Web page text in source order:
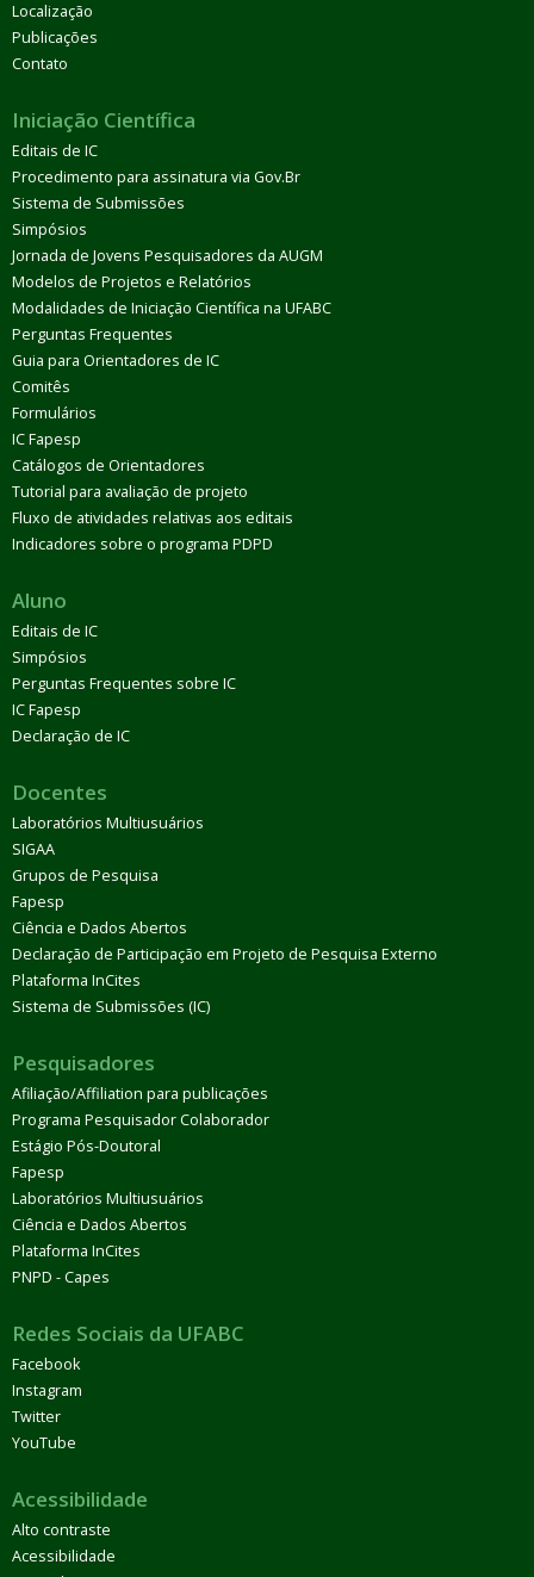
Localização
Publicações
Contato
Iniciação Científica
Editais de IC
Procedimento para assinatura via Gov.Br
Sistema de Submissões
Simpósios
Jornada de Jovens Pesquisadores da AUGM
Modelos de Projetos e Relatórios
Modalidades de Iniciação Científica na UFABC
Perguntas Frequentes
Guia para Orientadores de IC
Comitês
Formulários
IC Fapesp
Catálogos de Orientadores
Tutorial para avaliação de projeto
Fluxo de atividades relativas aos editais
Indicadores sobre o programa PDPD
Aluno
Editais de IC
Simpósios
Perguntas Frequentes sobre IC
IC Fapesp
Declaração de IC
Docentes
Laboratórios Multiusuários
SIGAA
Grupos de Pesquisa
Fapesp
Ciência e Dados Abertos
Declaração de Participação em Projeto de Pesquisa Externo
Plataforma InCites
Sistema de Submissões (IC)
Pesquisadores
Afiliação/Affiliation para publicações
Programa Pesquisador Colaborador
Estágio Pós-Doutoral
Fapesp
Laboratórios Multiusuários
Ciência e Dados Abertos
Plataforma InCites
PNPD - Capes
Redes Sociais da UFABC
Facebook
Instagram
Twitter
YouTube
Acessibilidade
Alto contraste
Acessibilidade